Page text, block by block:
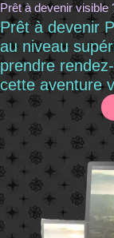
Prêt à devenir visible
Prêt à devenir
au niveau
prendre
cette aventure